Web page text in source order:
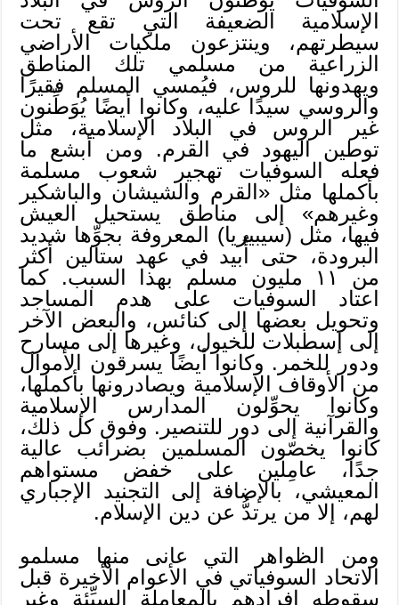
الإسلامية الضعيفة التي تقع تحت
سيطرتهم، وينتزعون ملكيات الأراضي
الزراعية من مسلمي تلك المناطق
ويهدونها للروس، فيُمسي المسلم فقيرًا
والروسي سيدًا عليه، وكانوا أيضًا يُوَطِّنون
غير الروس في البلاد الإسلامية، مثل
توطين اليهود في القرم. ومن أبشع ما
فعله السوفيات تهجير شعوب مسلمة
بأكملها مثل «القرم والشيشان والباشكير
وغيرهم» إلى مناطق يستحيل العيش
فيها، مثل (سيبيريا) المعروفة بجوِّها شديد
البرودة، حتى أُبيد في عهد ستالين أكثر
من ١١ مليون مسلم بهذا السبب. كما
اعتاد السوفيات على هدم المساجد
وتحويل بعضها إلى كنائس، والبعض الآخر
إلى إسطبلات للخيول، وغيرها إلى مسارح
ودور للخمر. وكانوا أيضًا يسرقون الأموال
من الأوقاف الإسلامية ويصادرونها بأكملها،
وكانوا يحوِّلون المدارس الإسلامية
والقرآنية إلى دور للتنصير. وفوق كل ذلك،
كانوا يخصّون المسلمين بضرائب عالية
جدًا، عامِلين على خفض مستواهم
المعيشي، بالإضافة إلى التجنيد الإجباري
لهم، إلا من يرتدُّ عن دين الإسلام.
ومن الظواهر التي عانى منها مسلمو
الاتحاد السوفياتي في الأعوام الأخيرة قبل
سقوطه إفرادهم بالمعاملة السيِّئة وغير